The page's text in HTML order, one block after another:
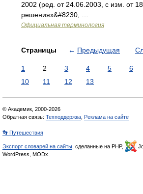
2002 (ред. от 24.06.2003, с изм. от
решениях&#8230; …
Официальная терминология
Страницы ← Предыдущая
1 2 3 4 5 6
10
11 12 13
© Академик, 2000-2026
Обратная связь: Техподдержка Реклама на сайте
👣 Путешествия
Экспорт словарей на сайты , сделанные на PHP,
WordPress, MODx.